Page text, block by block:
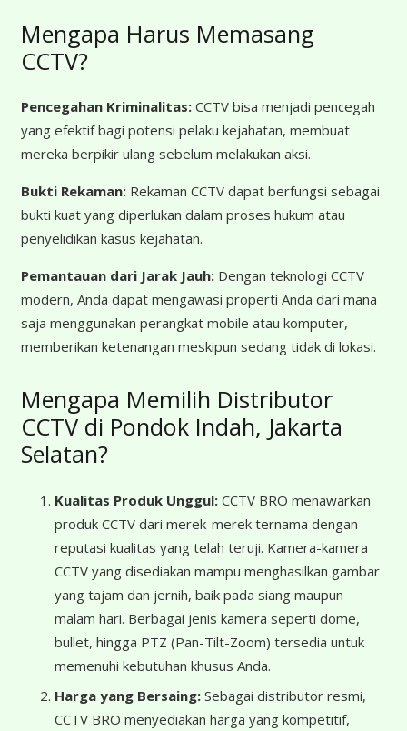
Mengapa Harus Memasang
CCTV?
Pencegahan Kriminalitas:CCTV bisa menjadi pencegah
yang efektif bagi potensi pelaku kejahatan, membuat
mereka berpikir ulang sebelum melakukan aksi.
Bukti Rekaman:Rekaman CCTV dapat berfungsi sebagai
bukti kuat yang diperlukan dalam proses hukum atau
penyelidikan kasus kejahatan.
Pemantauan dari Jarak Jauh:Dengan teknologi CCTV
modern, Anda dapat mengawasi properti Anda dari mana
saja menggunakan perangkat mobile atau komputer,
memberikan ketenangan meskipun sedang tidak di lokasi.
Mengapa Memilih Distributor
CCTV di Pondok Indah, Jakarta
Selatan?
Kualitas Produk Unggul: CCTV BRO menawarkan
produk CCTV dari merek-merek ternama dengan
reputasi kualitas yang telah teruji. Kamera-kamera
CCTV yang disediakan mampu menghasilkan gambar
yang tajam dan jernih, baik pada siang maupun
malam hari. Berbagai jenis kamera seperti dome,
bullet, hingga PTZ (Pan-Tilt-Zoom) tersedia untuk
memenuhi kebutuhan khusus Anda.
Harga yang Bersaing: Sebagai distributor resmi,
CCTV BRO menyediakan harga yang kompetitif,